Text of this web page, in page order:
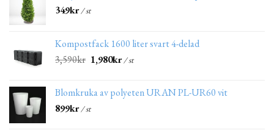
349kr/ st
Kompostfack 1600 liter svart 4-delad
3,590kr 1,980kr/ st
Blomkruka av polyeten URAN PL-UR60 vit
899kr/ st